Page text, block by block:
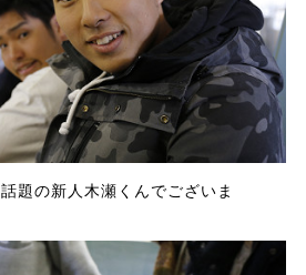
題の新人木瀬くんでございま